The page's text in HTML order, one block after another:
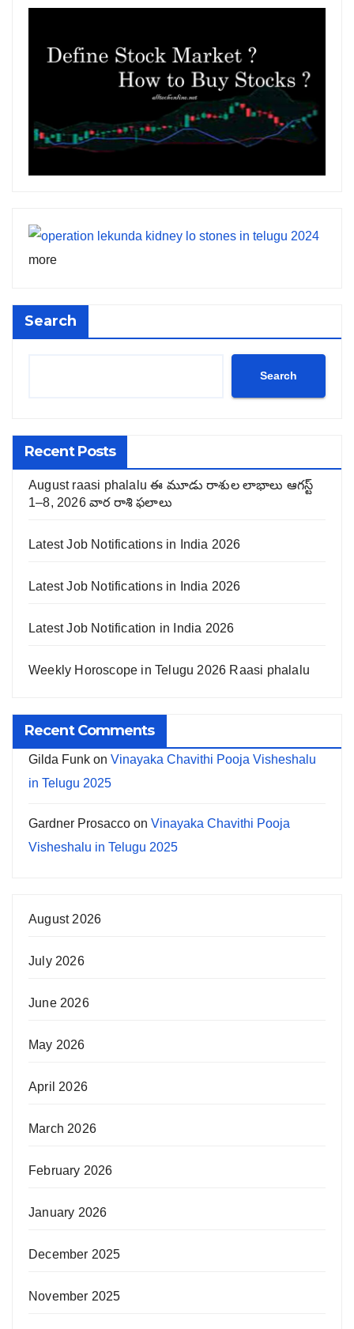
more
Search
Search
Recent Posts
August raasi phalalu ఈ మూడు రాశుల లాభాలు ఆగస్ట్
1–8, 2026 వార రాశి ఫలాలు
Latest Job Notifications in India 2026
Latest Job Notifications in India 2026
Latest Job Notification in India 2026
Weekly Horoscope in Telugu 2026 Raasi phalalu
Recent Comments
Gilda Funk on Vinayaka Chavithi Pooja Visheshalu
in Telugu 2025
Gardner Prosacco on Vinayaka Chavithi Pooja
Visheshalu in Telugu 2025
August 2026
July 2026
June 2026
May 2026
April 2026
March 2026
February 2026
January 2026
December 2025
November 2025